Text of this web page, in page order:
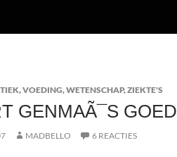
,VOEDING,WETENSCHAP,ZIEKTE'S
GENMAÃ¯S GOED
MADBELLO 6 REACTIES